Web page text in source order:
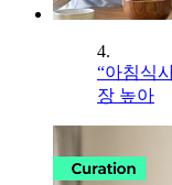
4.
“아침식
장 높아